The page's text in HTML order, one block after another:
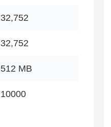
32,752
32,752
512 MB
10000